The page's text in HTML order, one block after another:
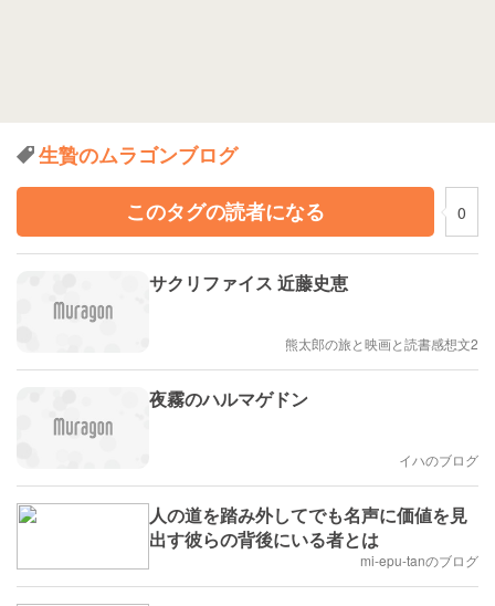
生贄のムラゴンブログ
このタグの読者になる
0
サクリファイス 近藤史恵
熊太郎の旅と映画と読書感想文2
夜霧のハルマゲドン
イハのブログ
人の道を踏み外してでも名声に価値を見
出す彼らの背後にいる者とは
mi-epu-tanのブログ